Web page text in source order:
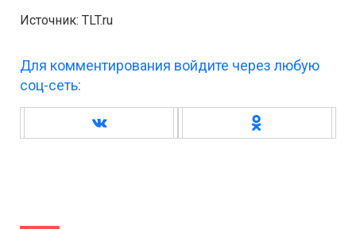
Источник: TLT.ru
Для комментирования войдите через любую
соц-сеть: